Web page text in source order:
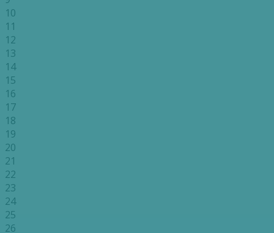
10
11
12
13
14
15
16
17
18
19
20
21
22
23
24
25
26